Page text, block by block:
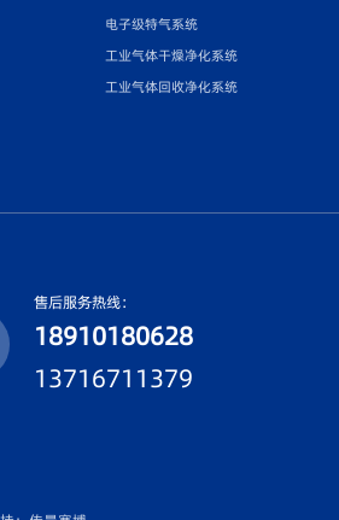
电子级特气系统
工业气体干燥净化系统
工业气体回收净化系统
售后服务热线：
18910180628
13716711379